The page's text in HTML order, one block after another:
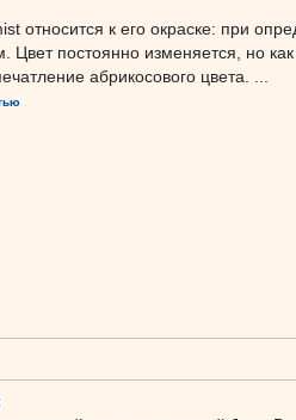
относится к его окраске: при
Цвет постоянно изменяется, но
абрикосового цвета. ...